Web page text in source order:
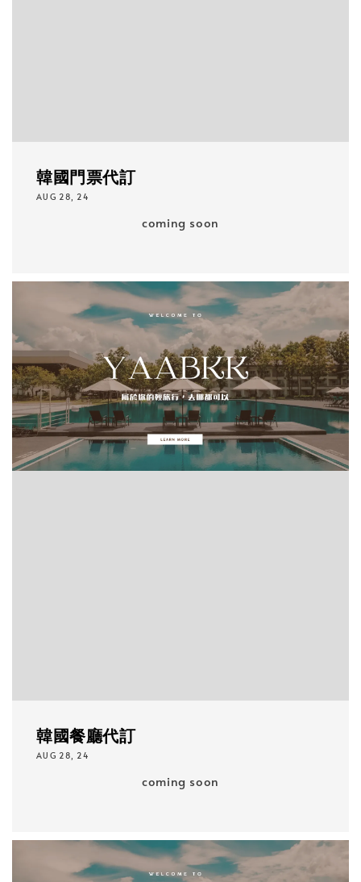
韓國門票代訂
AUG 28, 24
coming soon
韓國餐廳代訂
AUG 28, 24
coming soon